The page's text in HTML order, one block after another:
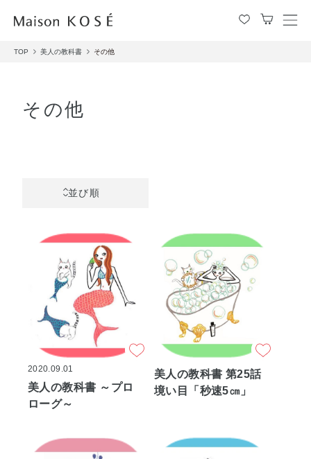
メ
TOP 美人の教科書 その他
その他
並び順
2020.09.01
美人の教科書 ～プロ
ローグ～
美人の教科書 第25話
境い目「秒速5㎝」